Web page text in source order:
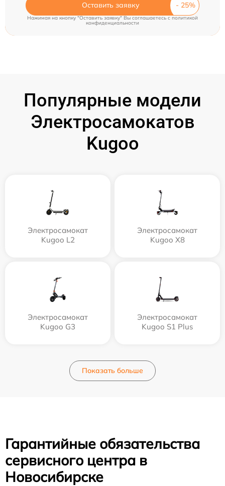
Оставить заявку
Нажимая на кнопку "Оставить заявку" Вы соглашаетесь cполитикой
конфиденциальности
Популярные модели
Электросамокатов
Kugoo
Электросамокат
Kugoo L2
Электросамокат
Kugoo X8
Электросамокат
Kugoo G3
Электросамокат
Kugoo S1 Plus
Показать больше
Гарантийные обязательства
сервисного центра в
Новосибирске